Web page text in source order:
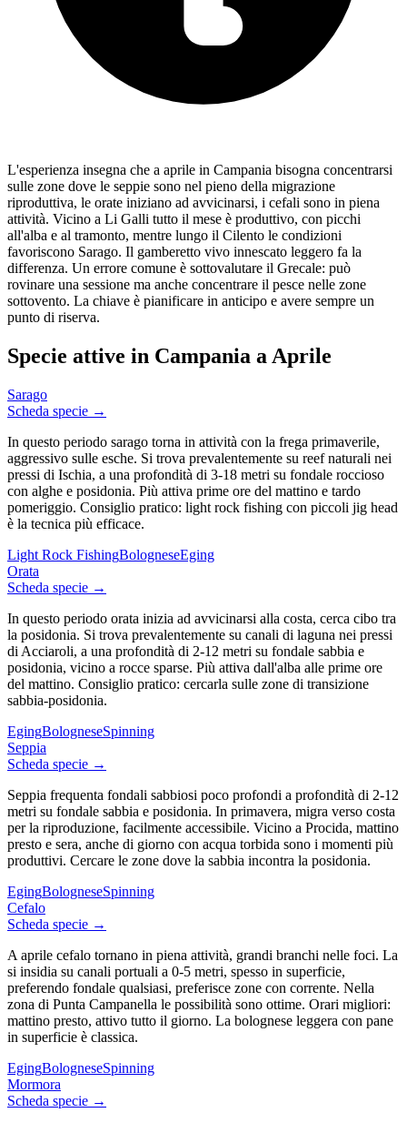
L'esperienza insegna che a aprile in Campania bisogna concentrarsi
sulle zone dove le seppie sono nel pieno della migrazione
riproduttiva, le orate iniziano ad avvicinarsi, i cefali sono in piena
attività. Vicino a Li Galli tutto il mese è produttivo, con picchi
all'alba e al tramonto, mentre lungo il Cilento le condizioni
favoriscono Sarago. Il gamberetto vivo innescato leggero fa la
differenza. Un errore comune è sottovalutare il Grecale: può
rovinare una sessione ma anche concentrare il pesce nelle zone
sottovento. La chiave è pianificare in anticipo e avere sempre un
punto di riserva.
Specie attive in Campania aAprile
Sarago
Scheda specie →
In questo periodo sarago torna in attività con la frega primaverile,
aggressivo sulle esche. Si trova prevalentemente su reef naturali nei
pressi di Ischia, a una profondità di 3-18 metri su fondale roccioso
con alghe e posidonia. Più attiva prime ore del mattino e tardo
pomeriggio. Consiglio pratico: light rock fishing con piccoli jig head
è la tecnica più efficace.
Light Rock FishingBologneseEging
Orata
Scheda specie →
In questo periodo orata inizia ad avvicinarsi alla costa, cerca cibo tra
la posidonia. Si trova prevalentemente su canali di laguna nei pressi
di Acciaroli, a una profondità di 2-12 metri su fondale sabbia e
posidonia, vicino a rocce sparse. Più attiva dall'alba alle prime ore
del mattino. Consiglio pratico: cercarla sulle zone di transizione
sabbia-posidonia.
EgingBologneseSpinning
Seppia
Scheda specie →
Seppia frequenta fondali sabbiosi poco profondi a profondità di 2-12
metri su fondale sabbia e posidonia. In primavera, migra verso costa
per la riproduzione, facilmente accessibile. Vicino a Procida, mattino
presto e sera, anche di giorno con acqua torbida sono i momenti più
produttivi. Cercare le zone dove la sabbia incontra la posidonia.
EgingBologneseSpinning
Cefalo
Scheda specie →
A aprile cefalo tornano in piena attività, grandi branchi nelle foci. La
si insidia su canali portuali a 0-5 metri, spesso in superficie,
preferendo fondale qualsiasi, preferisce zone con corrente. Nella
zona di Punta Campanella le possibilità sono ottime. Orari migliori:
mattino presto, attivo tutto il giorno. La bolognese leggera con pane
in superficie è classica.
EgingBologneseSpinning
Mormora
Scheda specie →